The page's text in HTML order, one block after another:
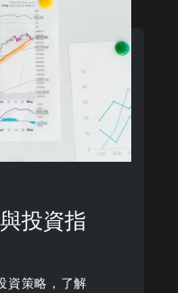
投資指
資策略，了解